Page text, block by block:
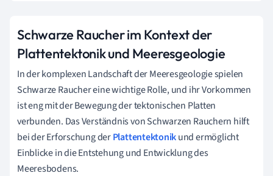
Schwarze Raucher im Kontext der
Plattentektonik und Meeresgeologie
In der komplexen Landschaft der Meeresgeologie spielen
Schwarze Raucher eine wichtige Rolle, und ihr Vorkommen
ist eng mit der Bewegung der tektonischen Platten
verbunden. Das Verständnis von Schwarzen Rauchern hilft
bei der Erforschung derPlattentektonikund ermöglicht
Einblicke in die Entstehung und Entwicklung des
Meeresbodens.